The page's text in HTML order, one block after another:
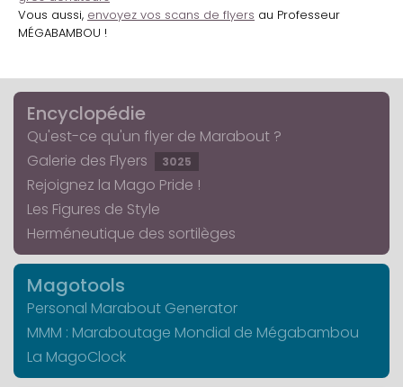
Vous aussi, envoyez vos scans de flyers au Professeur
MÉGABAMBOU !
Encyclopédie
Qu'est-ce qu'un flyer de Marabout ?
Galerie des Flyers
3025
Rejoignez la Mago Pride !
Les Figures de Style
Herméneutique des sortilèges
Magotools
Personal Marabout Generator
MMM : Maraboutage Mondial de Mégabambou
La MagoClock